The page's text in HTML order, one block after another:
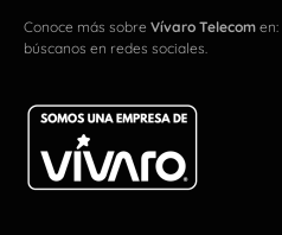
Conoce más sobre Vívaro Telecom en:
búscanos en redes sociales.